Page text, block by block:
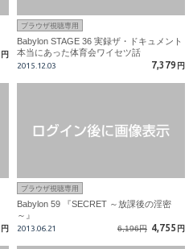
円
ブラウザ視聴専用
Babylon STAGE 36 実録ザ・ドキュメント
本当にあった体育会ワイセツ話
2015.12.03 7,379 円
円
ブラウザ視聴専用
Babylon 59 『SECRET ～放課後の淫密
～』
2013.06.21 6,196円 4,755 円